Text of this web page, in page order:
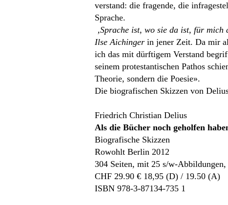
verstand: die fragende, die
Sprache.
‚Sprache ist, wo sie da ist, für mich
Ilse Aichinger in jener Zeit. Da mir
ich das mit dürftigem Verstand
seinem protestantischen Pathos
Theorie, sondern die Poesie».
Die biografischen Skizzen von
Friedrich Christian Delius
Als die Bücher noch geholfen
Biografische Skizzen
Rowohlt Berlin 2012
304 Seiten, mit 25 s/w-Abbildungen,
CHF 29.90 € 18,95 (D) / 19.50 (A)
ISBN 978-3-87134-735 1